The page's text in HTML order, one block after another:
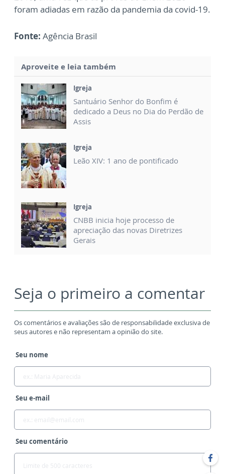
foram adiadas em razão da pandemia da covid-19.
Fonte: Agência Brasil
Aproveite e leia também
Igreja
Santuário Senhor do Bonfim é
dedicado a Deus no Dia do Perdão de
Assis
Igreja
Leão XIV: 1 ano de pontificado
Igreja
CNBB inicia hoje processo de
apreciação das novas Diretrizes
Gerais
Seja o primeiro a comentar
Os comentários e avaliações são de responsabilidade exclusiva de
seus autores e não representam a opinião do site.
Seu nome
Seu e-mail
Seu comentário